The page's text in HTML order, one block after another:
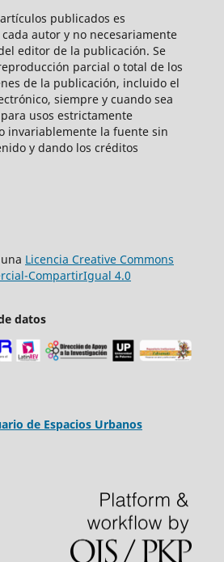
publicados es
autor y no necesariamente
editor de la publicación. Se
parcial o total de los
de la publicación, incluido el
siempre y cuando sea
usos estrictamente
invariablemente la fuente sin
y dando los créditos
Licencia Creative Commons
CompartirIgual 4.0
datos
de Espacios Urbanos